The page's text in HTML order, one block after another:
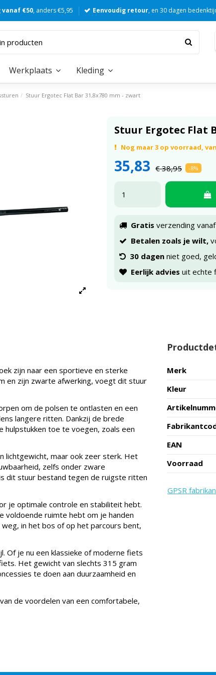
€50, anders €5,95 Eenvoudig retour, en 30 dagen
Werkplaats Kleding
Stuur Ergotec Flat Bar 31,8x780 mm - zwart
Stuur Ergotec Flat
Nog maar 3 op voorraad,
35,83 € 38,95 -8%
Gratis verzending
Betalen zoals je wilt,
30 dagenniet goed,
Eerlijk advies uit echte
zijn naar een sportieve en sterke
en zijn zwarte afwerking, voegt dit stuur
om de polsen te ontlasten en een
langere ritten. Dankzij de brede
toe te voegen, zoals een
lichtgewicht, maar ook zeer sterk. Het
zelfs onder zware
dit stuur bestand tegen de ruigste ritten
je optimale controle en stabiliteit hebt.
voldoende ruimte hebt om je handen
in het bos of op het parcours bent,
Of je nu een klassieke of moderne fiets
Het gewicht van slechts 315 gram
te doen aan duurzaamheid en
de voordelen van een comfortabele,
Merk
Kleur
EAN
Voorraad
GPSR